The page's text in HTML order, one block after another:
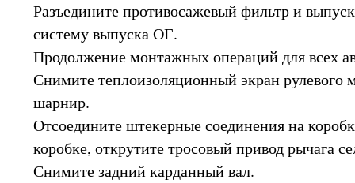
Разъедините противосажевый фильтр и
систему выпуска ОГ.
Продолжение монтажных операций для всех
Снимите теплоизоляционный экран рулевого
шарнир.
Отсоедините штекерные соединения на
коробке, открутите тросовый привод рычага
Снимите задний карданный вал.